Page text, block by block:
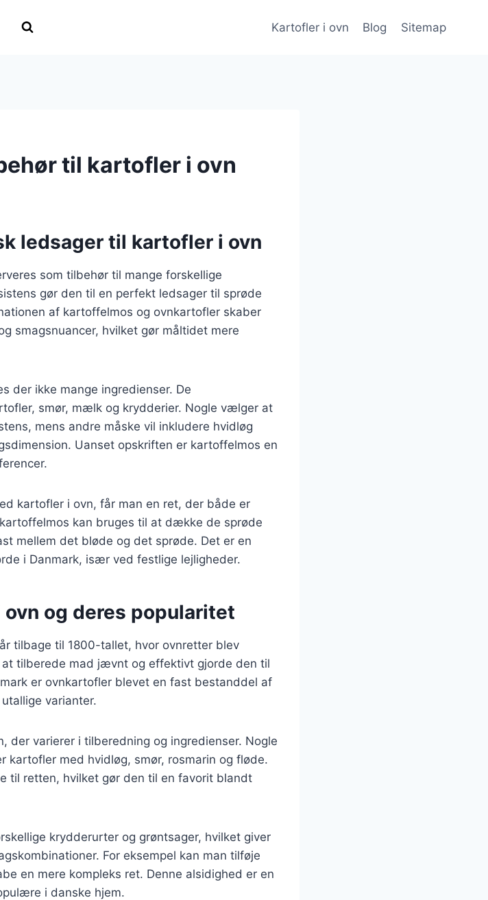
Kartofler i ovn Blog Sitemap
til kartofler i ovn
ledsager til kartofler i ovn
som tilbehør til mange forskellige
gør den til en perfekt ledsager til sprøde
af kartoffelmos og ovnkartofler skaber
smagsnuancer, hvilket gør måltidet mere
der ikke mange ingredienser. De
smør, mælk og krydderier. Nogle vælger at
mens andre måske vil inkludere hvidløg
Uanset opskriften er kartoffelmos en
kartofler i ovn, får man en ret, der både er
kan bruges til at dække de sprøde
mellem det bløde og det sprøde. Det er en
i Danmark, især ved festlige lejligheder.
og deres popularitet
tilbage til 1800-tallet, hvor ovnretter blev
tilberede mad jævnt og effektivt gjorde den til
er ovnkartofler blevet en fast bestanddel af
varianter.
der varierer i tilberedning og ingredienser. Nogle
med hvidløg, smør, rosmarin og fløde.
til retten, hvilket gør den til en favorit blandt
krydderurter og grøntsager, hvilket giver
For eksempel kan man tilføje
en mere kompleks ret. Denne alsidighed er en
i danske hjem.